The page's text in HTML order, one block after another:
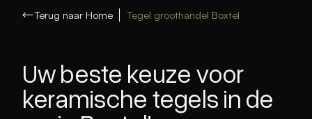
Terug naar Home Tegel groothandel Boxtel
Uw beste keuze voor
keramische tegels in de